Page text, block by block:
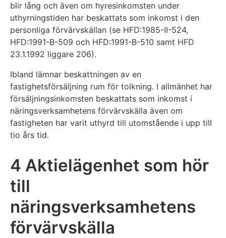
blir lång och även om hyresinkomsten under
uthyrningstiden har beskattats som inkomst i den
personliga förvärvskällan (se HFD:1985-II-524,
HFD:1991-B-509 och HFD:1991-B-510 samt HFD
23.1.1992 liggare 206).
Ibland lämnar beskattningen av en
fastighetsförsäljning rum för tolkning. I allmänhet har
försäljningsinkomsten beskattats som inkomst i
näringsverksamhetens förvärvskälla även om
fastigheten har varit uthyrd till utomstående i upp till
tio års tid.
4 Aktielägenhet som hör
till
näringsverksamhetens
förvärvskälla